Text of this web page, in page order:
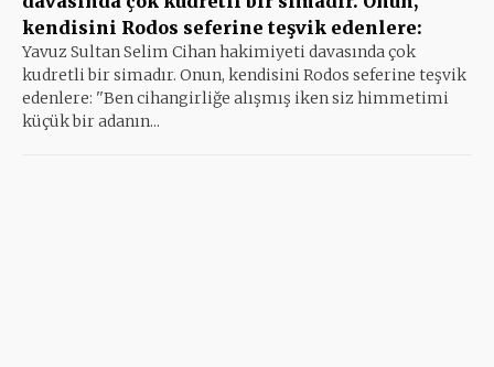
kendisini Rodos seferine teşvik edenlere:
Yavuz Sultan Selim Cihan hakimiyeti davasında çok
kudretli bir simadır. Onun, kendisini Rodos seferine teşvik
edenlere: ''Ben cihangirliğe alışmış iken siz himmetimi
küçük bir adanın...